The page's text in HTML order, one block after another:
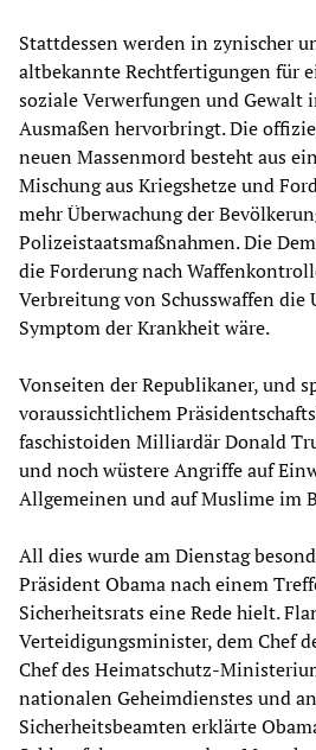
Stattdessen werden in zynischer
altbekannte Rechtfertigungen für
soziale Verwerfungen und Gewalt
Ausmaßen hervorbringt. Die
neuen Massenmord besteht aus
Mischung aus Kriegshetze und
mehr Überwachung der
Polizeistaatsmaßnahmen. Die
die Forderung nach
Verbreitung von Schusswaffen die
Symptom der Krankheit wäre.
Vonseiten der Republikaner, und
voraussichtlichem
faschistoiden Milliardär Donald
und noch wüstere Angriffe auf
Allgemeinen und auf Muslime im
All dies wurde am Dienstag
Präsident Obama nach einem
Sicherheitsrats eine Rede hielt.
Verteidigungsminister, dem Chef
Chef des Heimatschutz-
nationalen Geheimdienstes und
Sicherheitsbeamten erklärte